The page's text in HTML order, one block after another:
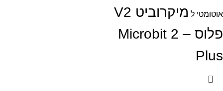
אוטומטי ל
מיקרוביט V2
פלוס – Microbit 2
Plus